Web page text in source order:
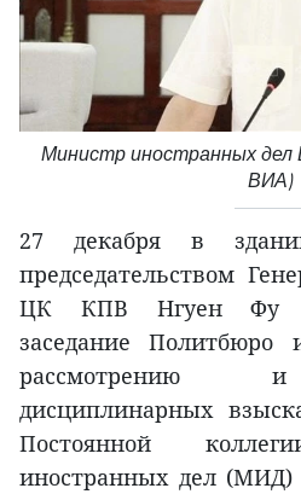
Министр иностранных
ВИА)
27 декабря в
председательством
ЦК КПВ Нгуен Фу
заседание Политбюро
рассмотрению
дисциплинарных
Постоянной
иностранных дел